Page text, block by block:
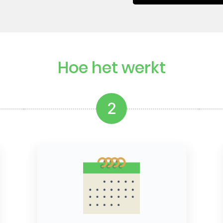
Hoe het werkt
2